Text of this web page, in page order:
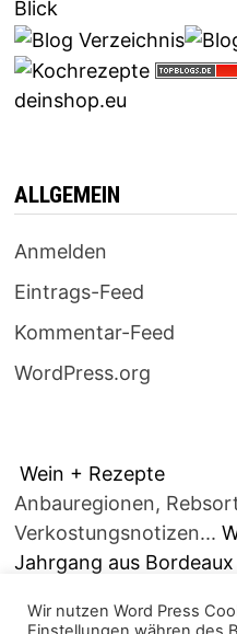
deinshop.eu
ALLGEMEIN
Anmelden
Eintrags-Feed
Kommentar-Feed
WordPress.org
Wein + Rezepte
Anbauregionen,
Verkostungsnotizen...
Jahrgang aus
Wir nutzen Word Press